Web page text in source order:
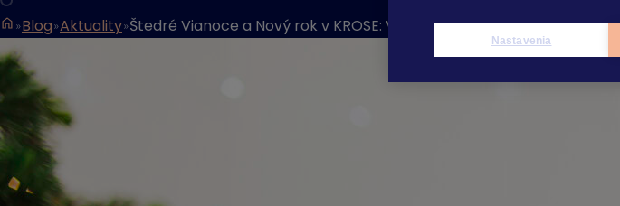
Blog Aktuality Štedré Vianoce a Nový rok v KROSE: Využite 25 % zľavu na
Nastavenia